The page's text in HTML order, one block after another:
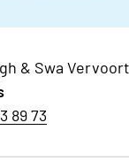
& Swa Vervoort
89 73